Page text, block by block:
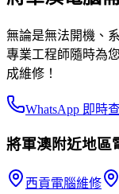
無論是無法開機、
專業工程師隨時為
成維修！
WhatsApp 即時
將軍澳附近地區
西貢電腦維修